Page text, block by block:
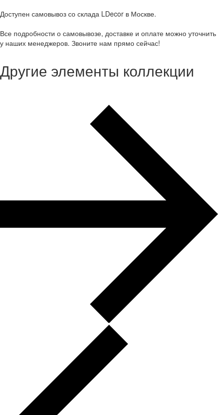
Доступен самовывоз со склада LDecor в Москве.
Все подробности о самовывозе, доставке и оплате можно уточнить
у наших менеджеров. Звоните нам прямо сейчас!
Другие элементы коллекции